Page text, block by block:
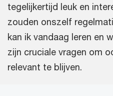
tegelijkertijd leuk en
zouden onszelf
kan ik vandaag leren en
zijn cruciale vragen om
relevant te blijven.